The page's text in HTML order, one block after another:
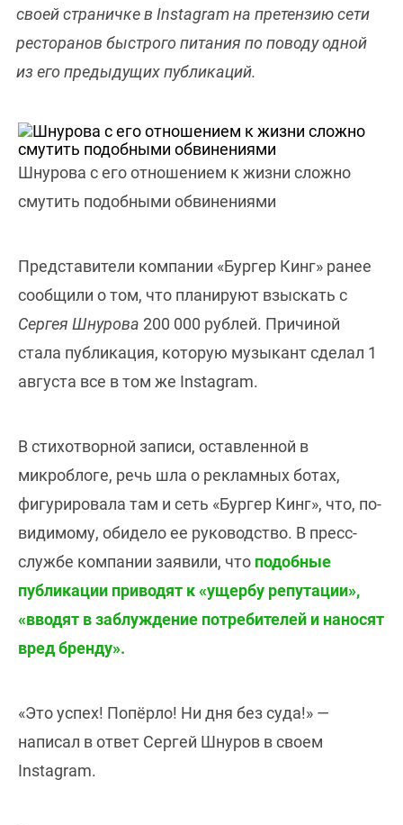
своей страничке в Instagram на претензию сети
ресторанов быстрого питания по поводу одной
из его предыдущих публикаций.
Шнурова с его отношением к жизни сложно
смутить подобными обвинениями
Представители компании «Бургер Кинг» ранее
сообщили о том, что планируют взыскать с
Сергея Шнурова 200 000 рублей. Причиной
стала публикация, которую музыкант сделал 1
августа все в том же Instagram.
В стихотворной записи, оставленной в
микроблоге, речь шла о рекламных ботах,
фигурировала там и сеть «Бургер Кинг», что, по-
видимому, обидело ее руководство. В пресс-
службе компании заявили, что подобные
публикации приводят к «ущербу репутации»,
«вводят в заблуждение потребителей и наносят
вред бренду».
«Это успех! Попёрло! Ни дня без суда!» —
написал в ответ Сергей Шнуров в своем
Instagram.